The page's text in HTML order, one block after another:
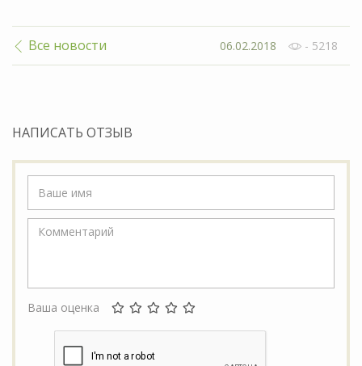
Все новости 06.02.2018 - 5218
НАПИСАТЬ ОТЗЫВ
Ваша оценка